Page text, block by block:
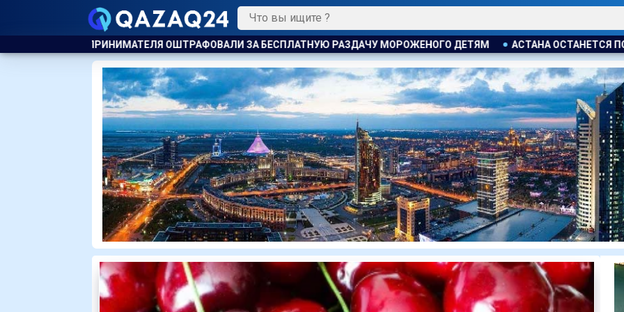
ЗА БЕСПЛАТНУЮ РАЗДАЧУ МОРОЖЕНОГО ДЕТЯМ АСТАНА ОСТАНЕТСЯ ПОД ВЛИЯНИЕМ ЦИКЛОНА: